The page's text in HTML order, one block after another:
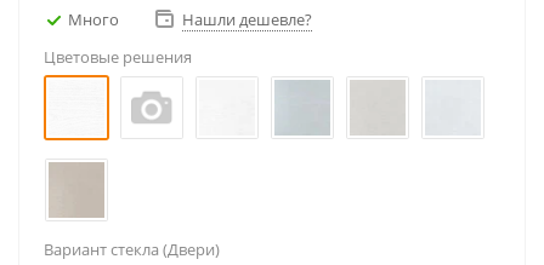
Много
Нашли дешевле?
Цветовые решения
Вариант стекла (Двери)